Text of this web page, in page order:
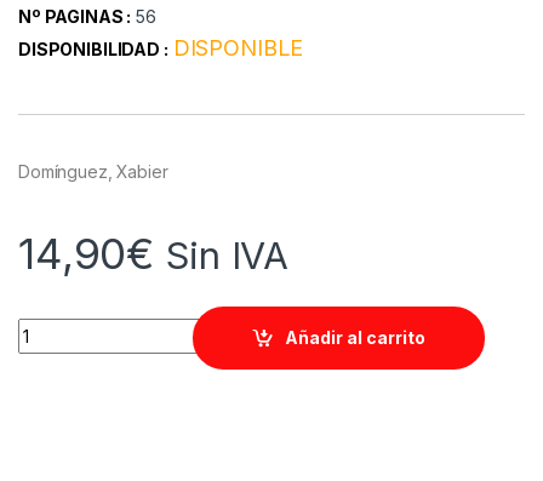
Nº PAGINAS : 56
DISPONIBILIDAD : DISPONIBLE
Domínguez, Xabier
14,90€ Sin IVA
Quantity
Añadir al carrito